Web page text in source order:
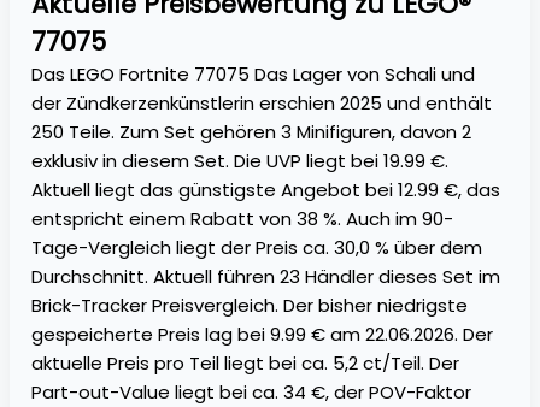
77075
Das LEGO Fortnite 77075 Das Lager von Schali und
der Zündkerzenkünstlerin erschien 2025 und enthält
250 Teile. Zum Set gehören 3 Minifiguren, davon 2
exklusiv in diesem Set. Die UVP liegt bei 19.99 €.
Aktuell liegt das günstigste Angebot bei 12.99 €, das
entspricht einem Rabatt von 38 %. Auch im 90-
Tage-Vergleich liegt der Preis ca. 30,0 % über dem
Durchschnitt. Aktuell führen 23 Händler dieses Set im
Brick-Tracker Preisvergleich. Der bisher niedrigste
gespeicherte Preis lag bei 9.99 € am 22.06.2026. Der
aktuelle Preis pro Teil liegt bei ca. 5,2 ct/Teil. Der
Part-out-Value liegt bei ca. 34 €, der POV-Faktor